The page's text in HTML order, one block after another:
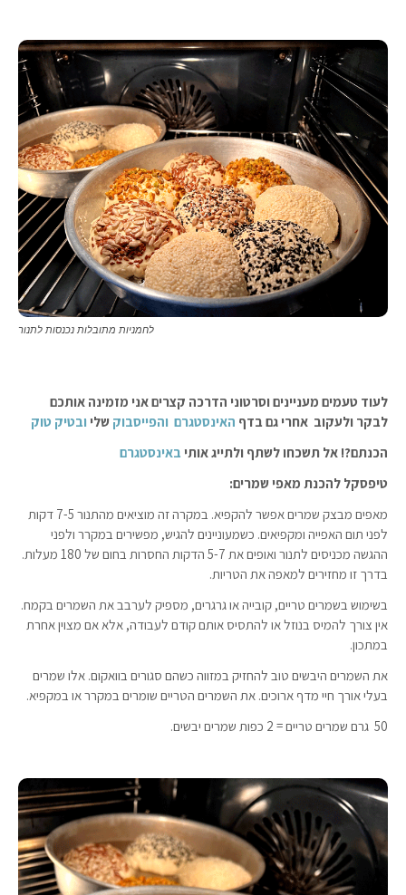
לחמניות מתובלות נכנסות לתנור
לעוד טעמים מעניינים וסרטוני הדרכה קצרים אני מזמינה אותכם
לבקר ולעקוב אחרי גם בדף האינסטגרם והפייסבוק שלי ובטיק טוק
הכנתם?! אל תשכחו לשתף ולתייג אותי באינסטגרם
טיפסקל להכנת מאפי שמרים:
מאפים מבצק שמרים אפשר להקפיא. במקרה זה מוציאים מהתנור 7-5 דקות
לפני תום האפייה ומקפיאים. כשמעוניינים להגיש, מפשירים במקרר ולפני
ההגשה מכניסים לתנור ואופים את 5-7 הדקות החסרות בחום של 180 מעלות.
בדרך זו מחזירים למאפה את הטריות.
בשימוש בשמרים טריים, קובייה או גרגרים, מספיק לערבב את השמרים בקמח.
אין צורך להמיס בנוזל או להתסיס אותם קודם לעבודה, אלא אם מצוין אחרת
במתכון.
את השמרים היבשים טוב להחזיק במזווה כשהם סגורים בוואקום. אלו שמרים
בעלי אורך חיי מדף ארוכים. את השמרים הטריים שומרים במקרר או במקפיא.
50 גרם שמרים טריים = 2 כפות שמרים יבשים.